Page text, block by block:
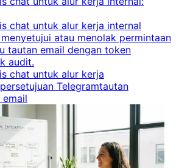
chat untuk alur kerja internal
atau menolak permintaan
tautan email dengan token
audit.
chat untuk alur kerja
Telegramtautan
email